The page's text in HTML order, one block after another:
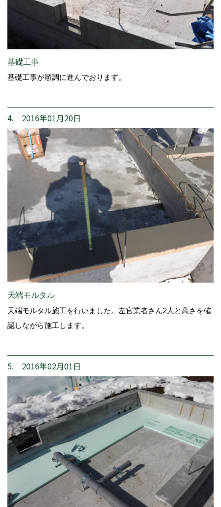
基礎工事
基礎工事が順調に進んでおります。
4. 2016年01月20日
天端モルタル
天端モルタル施工を行いました。左官業者さん2人と高さを確
認しながら施工します。
5. 2016年02月01日